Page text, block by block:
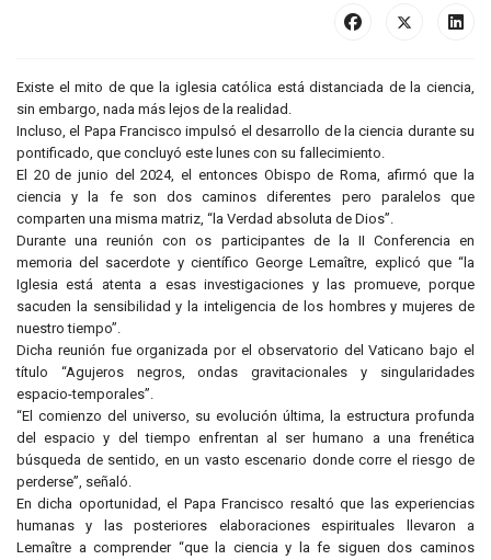
Existe el mito de que la iglesia católica está distanciada de la ciencia,
sin embargo, nada más lejos de la realidad.
Incluso, el Papa Francisco impulsó el desarrollo de la ciencia durante su
pontificado, que concluyó este lunes con su fallecimiento.
El 20 de junio del 2024, el entonces Obispo de Roma, afirmó que la
ciencia y la fe son dos caminos diferentes pero paralelos que
comparten una misma matriz, “la Verdad absoluta de Dios”.
Durante una reunión con os participantes de la II Conferencia en
memoria del sacerdote y científico George Lemaître, explicó que “la
Iglesia está atenta a esas investigaciones y las promueve, porque
sacuden la sensibilidad y la inteligencia de los hombres y mujeres de
nuestro tiempo”.
Dicha reunión fue organizada por el observatorio del Vaticano bajo el
título “Agujeros negros, ondas gravitacionales y singularidades
espacio-temporales”.
“El comienzo del universo, su evolución última, la estructura profunda
del espacio y del tiempo enfrentan al ser humano a una frenética
búsqueda de sentido, en un vasto escenario donde corre el riesgo de
perderse”, señaló.
En dicha oportunidad, el Papa Francisco resaltó que las experiencias
humanas y las posteriores elaboraciones espirituales llevaron a
Lemaître a comprender “que la ciencia y la fe siguen dos caminos